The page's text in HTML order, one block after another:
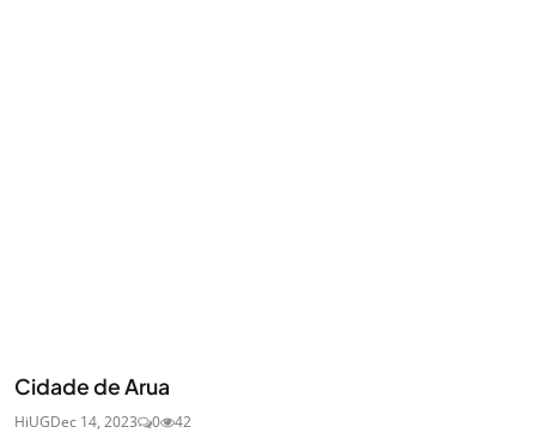
Cidade de Arua
HiUGDec 14, 2023 0 42